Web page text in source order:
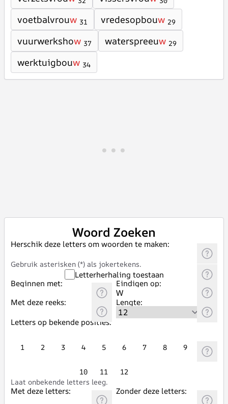
voetbalvrouw 31 vredesopbouw 29
vuurwerkshow 37 waterspreeuw 29
werktuigbouw 34
Woord Zoeken
Herschik deze letters om woorden te maken:
Gebruik asterisken (*) als jokertekens.
Letterherhaling toestaan
Beginnen met:
Eindigen op:
Met deze reeks:
Lengte:
Letters op bekende posities:
1 2 3 4 5 6 7 8 9
10 11
12
Laat onbekende letters leeg.
Met deze letters: Zonder deze letters: